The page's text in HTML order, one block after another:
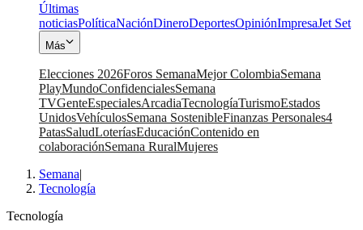
Últimas
noticiasPolíticaNaciónDineroDeportesOpiniónImpresaJet Set
Más
Elecciones 2026Foros SemanaMejor ColombiaSemana
PlayMundoConfidencialesSemana
TVGenteEspecialesArcadiaTecnologíaTurismoEstados
UnidosVehículosSemana SostenibleFinanzas Personales4
PatasSaludLoteríasEducaciónContenido en
colaboraciónSemana RuralMujeres
Semana|
Tecnología
Tecnología